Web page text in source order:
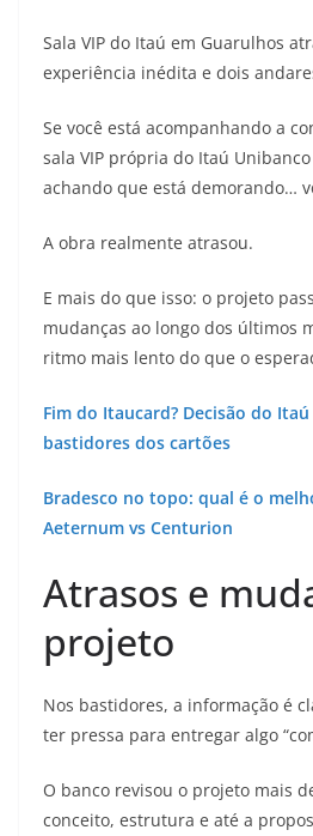
Sala VIP do Itaú em Guarulhos
experiência inédita e dois
Se você está acompanhando a
sala VIP própria do Itaú
achando que está demorando…
A obra realmente atrasou.
E mais do que isso: o projeto
mudanças ao longo dos últimos
ritmo mais lento do que o
Fim do Itaucard? Decisão do
bastidores dos cartões
Bradesco no topo: qual é o
Aeternum vs Centurion
Atrasos e
projeto
Nos bastidores, a informação é
ter pressa para entregar algo
O banco revisou o projeto mais
conceito, estrutura e até a